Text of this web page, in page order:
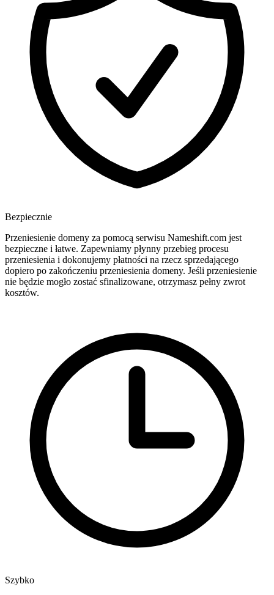
Bezpiecznie
Przeniesienie domeny za pomocą serwisu Nameshift.com jest
bezpieczne i łatwe. Zapewniamy płynny przebieg procesu
przeniesienia i dokonujemy płatności na rzecz sprzedającego
dopiero po zakończeniu przeniesienia domeny. Jeśli przeniesienie
nie będzie mogło zostać sfinalizowane, otrzymasz pełny zwrot
kosztów.
Szybko